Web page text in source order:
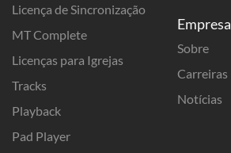
Licença de Sincronização
MT Complete
Licenças para Igrejas
Tracks
Playback
Pad Player
Empresa
Sobre
Carreiras
Notícias